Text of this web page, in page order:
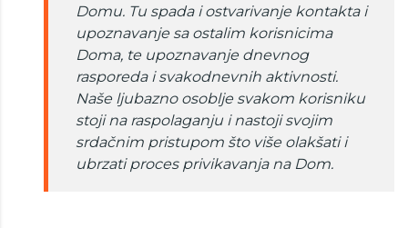
Domu. Tu spada i ostvarivanje kontakta i
upoznavanje sa ostalim korisnicima
Doma, te upoznavanje dnevnog
rasporeda i svakodnevnih aktivnosti.
Naše ljubazno osoblje svakom korisniku
stoji na raspolaganju i nastoji svojim
srdačnim pristupom što više olakšati i
ubrzati proces privikavanja na Dom.